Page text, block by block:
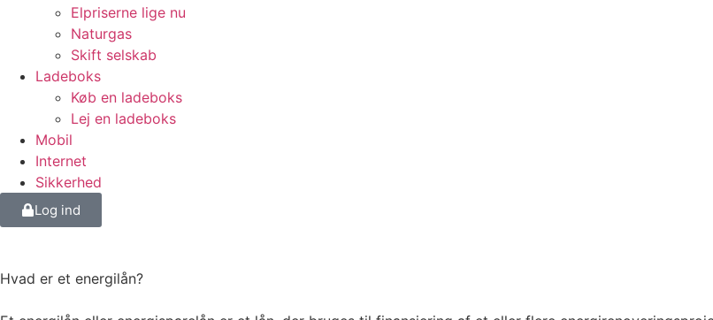
Elpriserne lige nu
Naturgas
Skift selskab
Ladeboks
Køb en ladeboks
Lej en ladeboks
Mobil
Internet
Sikkerhed
Log ind
Hvad er et energilån?